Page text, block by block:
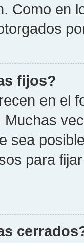
Como en
fijos?
en el
Muchas
sea
para